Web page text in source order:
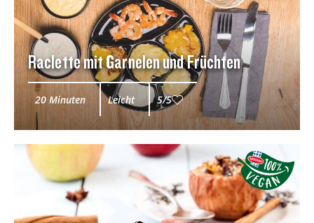
Raclette mit Garnelen und Früchten
20 Minuten Leicht 5/5